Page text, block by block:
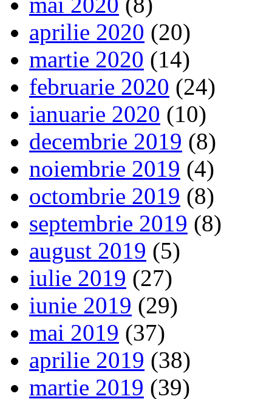
aprilie 2020 (20)
martie 2020 (14)
februarie 2020 (24)
ianuarie 2020 (10)
decembrie 2019 (8)
noiembrie 2019 (4)
octombrie 2019 (8)
septembrie 2019 (8)
august 2019 (5)
iulie 2019 (27)
iunie 2019 (29)
mai 2019 (37)
aprilie 2019 (38)
martie 2019 (39)